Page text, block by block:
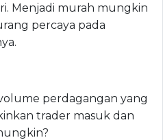
Menjadi murah mungkin
percaya pada
perdagangan yang
trader masuk dan